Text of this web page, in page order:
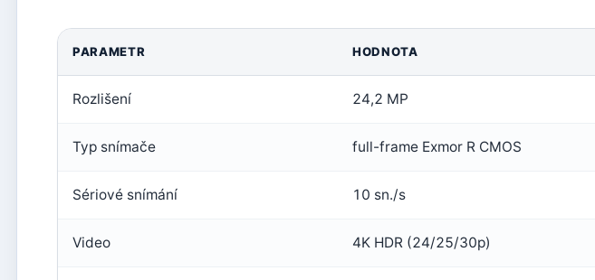
PARAMETR HODNOTA
Rozlišení 24,2 MP
Typ snímače full-frame Exmor R CMOS
Sériové snímání 10 sn./s
Video 4K HDR (24/25/30p)